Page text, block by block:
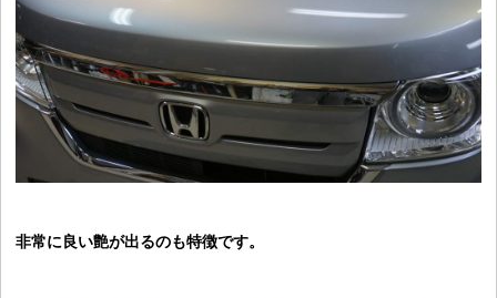
非常に良い艶が出るのも特徴です。